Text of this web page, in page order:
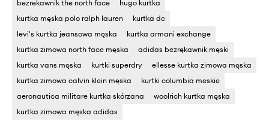
bezrekawnik the north face
hugo kurtka
kurtka męska polo ralph lauren
kurtka dc
levi's kurtka jeansowa męska
kurtka armani exchange
kurtka zimowa north face męska
adidas bezrękawnik męski
kurtka vans męska
kurtki superdry
ellesse kurtka zimowa męska
kurtka zimowa calvin klein męska
kurtki columbia meskie
aeronautica militare kurtka skórzana
woolrich kurtka męska
kurtka zimowa męska adidas